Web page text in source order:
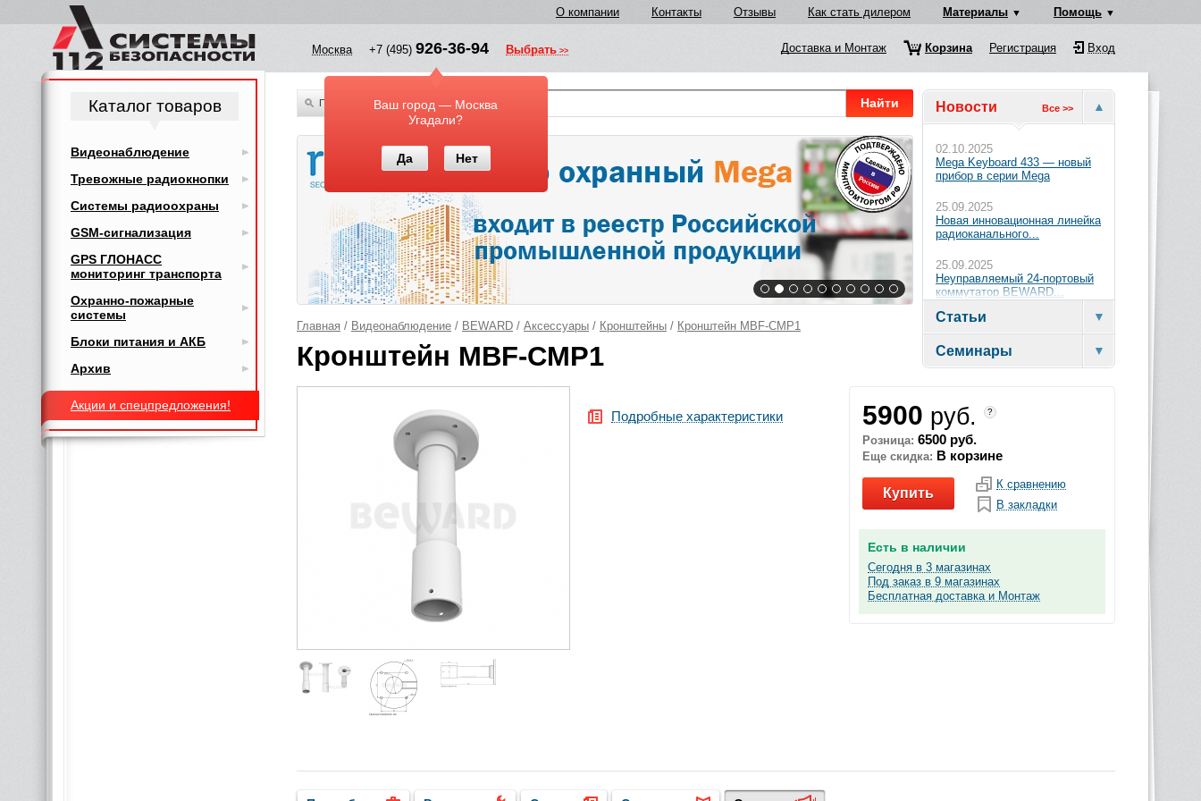
О компании Контакты Отзывы Как стать дилером Материалы Помощь
Москва +7 (495) 926-36-94
Ваш город — Москва
Угадали?
Да Нет
Выбрать Доставка и Монтаж Корзина Регистрация Вход
Новости Все >>
02.10.2025
Mega Keyboard 433 — новый
прибор в серии Mega
25.09.2025
Новая инновационная линейка
радиоканального...
25.09.2025
Неуправляемый 24-портовый
коммутатор BEWARD...
Статьи
Семинары
По всему каталогу Найти
Главная / Видеонаблюдение / BEWARD / Аксессуары / Кронштейны / Кронштейн MBF-CMP1
Кронштейн MBF-CMP1
5900 руб. ?
Розница: 6500 руб.
Еще скидка: В корзине
Купить
К сравнению
В закладки
Есть в наличии
Сегодня в 3 магазинах
Под заказ в 9 магазинах
Бесплатная доставка и Монтаж
Подробные характеристики
Каталог товаров
Видеонаблюдение
Тревожные радиокнопки
Системы радиоохраны
GSM-сигнализация
GPS ГЛОНАСС
мониторинг транспорта
Охранно-пожарные
системы
Блоки питания и АКБ
Архив
Акции и спецпредложения!